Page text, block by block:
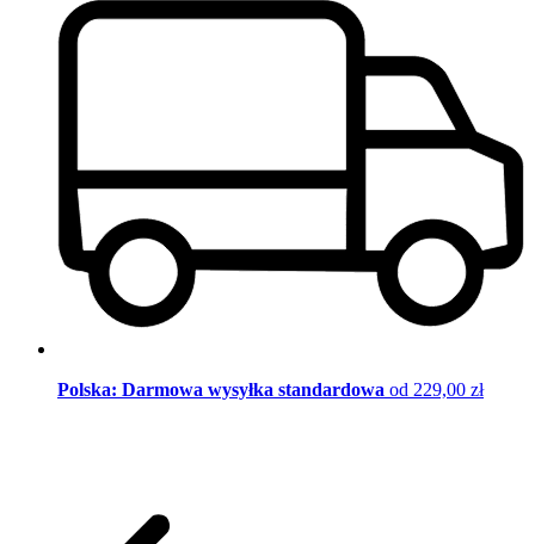
Polska: Darmowa wysyłka standardowa od 229,00 zł